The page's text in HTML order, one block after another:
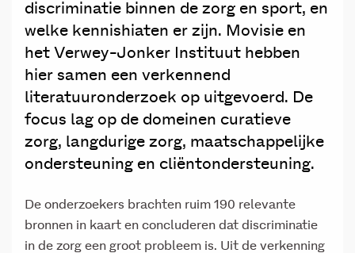
discriminatie binnen de zorg en sport, en
welke kennishiaten er zijn. Movisie en
het Verwey-Jonker Instituut hebben
hier samen een verkennend
literatuuronderzoek op uitgevoerd. De
focus lag op de domeinen curatieve
zorg, langdurige zorg, maatschappelijke
ondersteuning en cliëntondersteuning.
De onderzoekers brachten ruim 190 relevante
bronnen in kaart en concluderen dat discriminatie
in de zorg een groot probleem is. Uit de verkenning